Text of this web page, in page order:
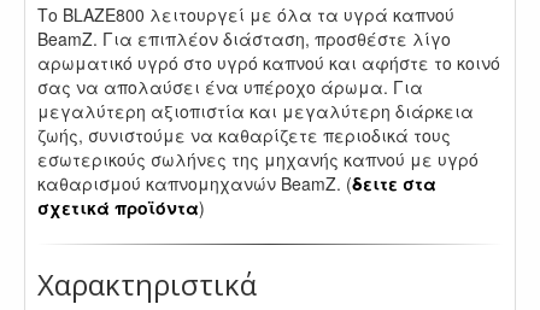
Το BLAZE800 λειτουργεί με όλα τα υγρά καπνού
BeamZ. Για επιπλέον διάσταση, προσθέστε λίγο
αρωματικό υγρό στο υγρό καπνού και αφήστε το κοινό
σας να απολαύσει ένα υπέροχο άρωμα. Για
μεγαλύτερη αξιοπιστία και μεγαλύτερη διάρκεια
ζωής, συνιστούμε να καθαρίζετε περιοδικά τους
εσωτερικούς σωλήνες της μηχανής καπνού με υγρό
καθαρισμού καπνομηχανών BeamZ. (δειτε στα
σχετικά προϊόντα)
Χαρακτηριστικά